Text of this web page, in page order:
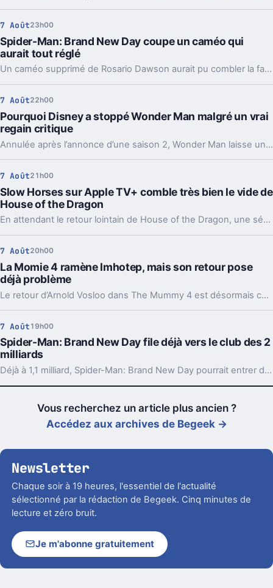
7 Août23h00
Spider-Man: Brand New Day coupe un caméo qui
aurait tout réglé
Un caméo supprimé de Rosario Dawson aurait pu combler la faille la plus commentée de Spider-Man: Brand New Day. Et ça agace les fans.
7 Août22h00
Pourquoi Disney a stoppé Wonder Man malgré un vrai
regain critique
Annulée après l’annonce d’une saison 2, Wonder Man laisse un drôle de vide. Deux pistes reviennent pour expliquer ce revirement chez Disney.
7 Août21h00
Slow Horses sur Apple TV+ comble très bien le vide de
House of the Dragon
En attendant le retour lointain de House of the Dragon, une série d’espionnage d’Apple TV+ offre un relais inattendu, avec plusieurs visages bien connus de Westeros.
7 Août20h00
La Momie 4 ramène Imhotep, mais son retour pose
déjà problème
Le retour d’Arnold Vosloo dans The Mummy 4 est désormais confirmé. Bonne nouvelle pour les fans, sauf qu’un détail central reste entier : comment Imhotep revient-il ?
7 Août 19h00
Spider-Man: Brand New Day file déjà vers le club des 2
milliards
Déjà à 1,1 milliard, Spider-Man: Brand New Day pourrait entrer dans le cercle minuscule des films à 2 milliards. Et son calendrier l’aide beaucoup.
Vous recherchez un article plus ancien ?
Accédez aux archives de Begeek →
Newsletter
Chaque soir à 19 heures, l'essentiel de l'actualité
sélectionné par la rédaction de Begeek. Cinq minutes de
lecture et zéro bruit.
Je m'abonne gratuitement